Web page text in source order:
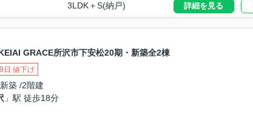
3LDK＋S(納戸) 詳細を見る
GRACE所沢市下安松20期・新築全2棟
日 値下げ
築 /2階建
」駅 徒歩18分